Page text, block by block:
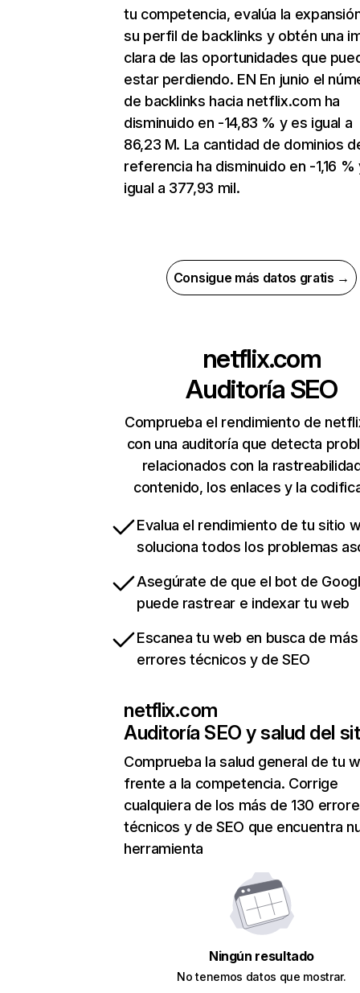
tu competencia, evalúa la
su perfil de backlinks y obtén una
clara de las oportunidades que
estar perdiendo. EN En junio el
de backlinks hacia netflix.com ha
disminuido en -14,83 % y es igual a
86,23 M. La cantidad de dominios
referencia ha disminuido en -1,16 %
igual a 377,93 mil.
Consigue más datos gratis →
netflix.com
Auditoría SEO
Comprueba el rendimiento de
con una auditoría que detecta
relacionados con la
contenido, los enlaces y la
Evalua el rendimiento de tu sitio
soluciona todos los problemas
Asegúrate de que el bot de
puede rastrear e indexar tu web
Escanea tu web en busca de
errores técnicos y de SEO
netflix.com
Auditoría SEO y salud del
Comprueba la salud general de tu
frente a la competencia. Corrige
cualquiera de los más de 130
técnicos y de SEO que encuentra
herramienta
Ningún resultado
No tenemos datos que mostrar.